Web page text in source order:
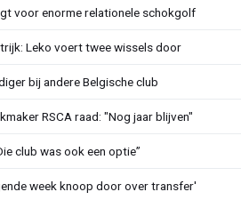
voor enorme relationele schokgolf
Leko voert twee wissels door
bij andere Belgische club
RSCA raad: "Nog jaar blijven"
club was ook een optie”
week knoop door over transfer'